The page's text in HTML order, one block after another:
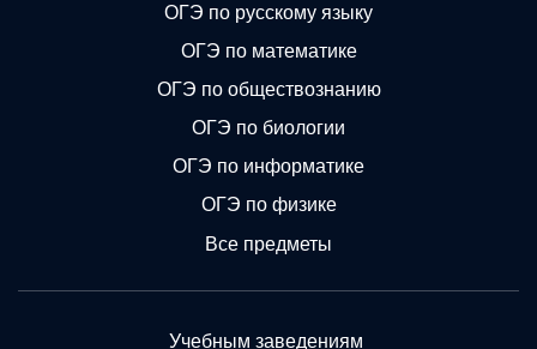
ОГЭ по русскому языку
ОГЭ по математике
ОГЭ по обществознанию
ОГЭ по биологии
ОГЭ по информатике
ОГЭ по физике
Все предметы
Учебным заведениям